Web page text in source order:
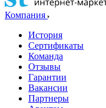
Компания
История
Сертификаты
Команда
Отзывы
Гарантии
Вакансии
Партнеры